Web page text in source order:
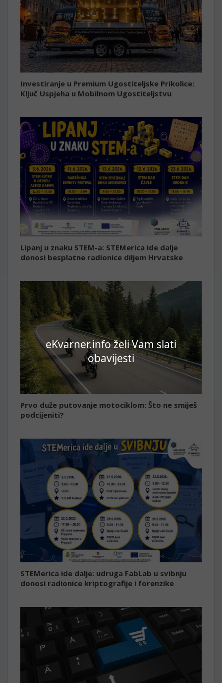
eKvarner.info želi Vam slati
obavijesti
Investiranje u Premium Ugostiteljske Prikolice:
Ključ Uspjeha u Mobilnom Ugostiteljstvu
Lipanj u znaku STEM-a: STEMerica ide dalje
donosi besplatne radionice diljem Hrvatske
Prvo duže putovanje motociklom: Što ne smiješ
podcijeniti?
STEMerica ide dalje: udruga FabLab u svibnju
donosi radionice kriptografije i forenzike